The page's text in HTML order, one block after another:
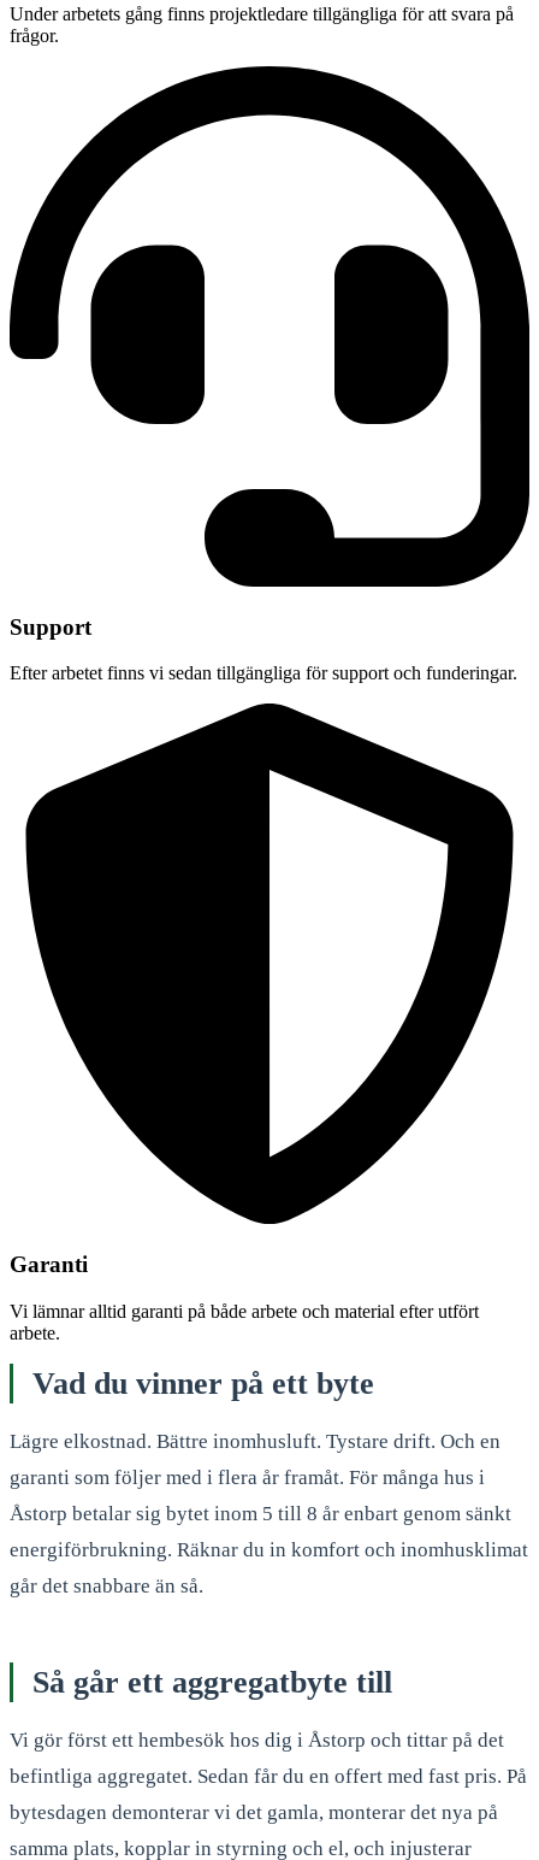
Under arbetets gång finns projektledare tillgängliga för att svara på
frågor.
Support
Efter arbetet finns vi sedan tillgängliga för support och funderingar.
Garanti
Vi lämnar alltid garanti på både arbete och material efter utfört
arbete.
Vad du vinner på ett byte
Lägre elkostnad. Bättre inomhusluft. Tystare drift. Och en
garanti som följer med i flera år framåt. För många hus i
Åstorp betalar sig bytet inom 5 till 8 år enbart genom sänkt
energiförbrukning. Räknar du in komfort och inomhusklimat
går det snabbare än så.
Så går ett aggregatbyte till
Vi gör först ett hembesök hos dig i Åstorp och tittar på det
befintliga aggregatet. Sedan får du en offert med fast pris. På
bytesdagen demonterar vi det gamla, monterar det nya på
samma plats, kopplar in styrning och el, och injusterar